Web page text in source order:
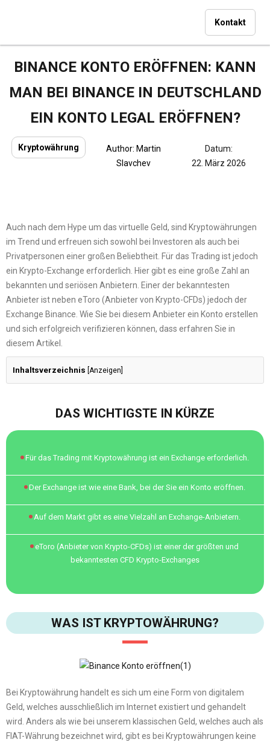
Kontakt
BINANCE KONTO ERÖFFNEN: KANN
MAN BEI BINANCE IN DEUTSCHLAND
EIN KONTO LEGAL ERÖFFNEN?
Kryptowährung Author: Martin
Slavchev
Datum:
22. März 2026
Auch nach dem Hype um das virtuelle Geld, sind Kryptowährungen
im Trend und erfreuen sich sowohl bei Investoren als auch bei
Privatpersonen einer großen Beliebtheit. Für das Trading ist jedoch
ein Krypto-Exchange erforderlich. Hier gibt es eine große Zahl an
bekannten und seriösen Anbietern. Einer der bekanntesten
Anbieter ist neben eToro (Anbieter von Krypto-CFDs) jedoch der
Exchange Binance. Wie Sie bei diesem Anbieter ein Konto erstellen
und sich erfolgreich verifizieren können, dass erfahren Sie in
diesem Artikel.
Inhaltsverzeichnis Anzeigen
DAS WICHTIGSTE IN KÜRZE
Für das Trading mit Kryptowährung ist ein Exchange erforderlich.
Der Exchange ist wie eine Bank, bei der Sie ein Konto eröffnen.
Auf dem Markt gibt es eine Vielzahl an Exchange-Anbietern.
eToro (Anbieter von Krypto-CFDs) ist einer der größten und
bekanntesten CFD Krypto-Exchanges
WAS IST KRYPTOWÄHRUNG?
Bei Kryptowährung handelt es sich um eine Form von digitalem
Geld, welches ausschließlich im Internet existiert und gehandelt
wird. Anders als wie bei unserem klassischen Geld, welches auch als
FIAT-Währung bezeichnet wird, gibt es bei Kryptowährungen keine